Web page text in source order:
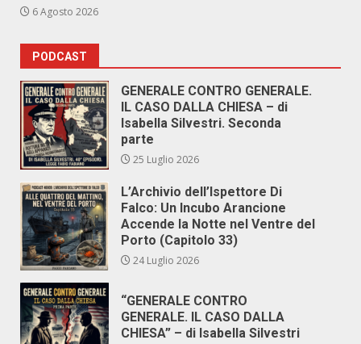
6 Agosto 2026
PODCAST
GENERALE CONTRO GENERALE.
IL CASO DALLA CHIESA – di
Isabella Silvestri. Seconda
parte
25 Luglio 2026
L’Archivio dell’Ispettore Di
Falco: Un Incubo Arancione
Accende la Notte nel Ventre del
Porto (Capitolo 33)
24 Luglio 2026
“GENERALE CONTRO
GENERALE. IL CASO DALLA
CHIESA” – di Isabella Silvestri